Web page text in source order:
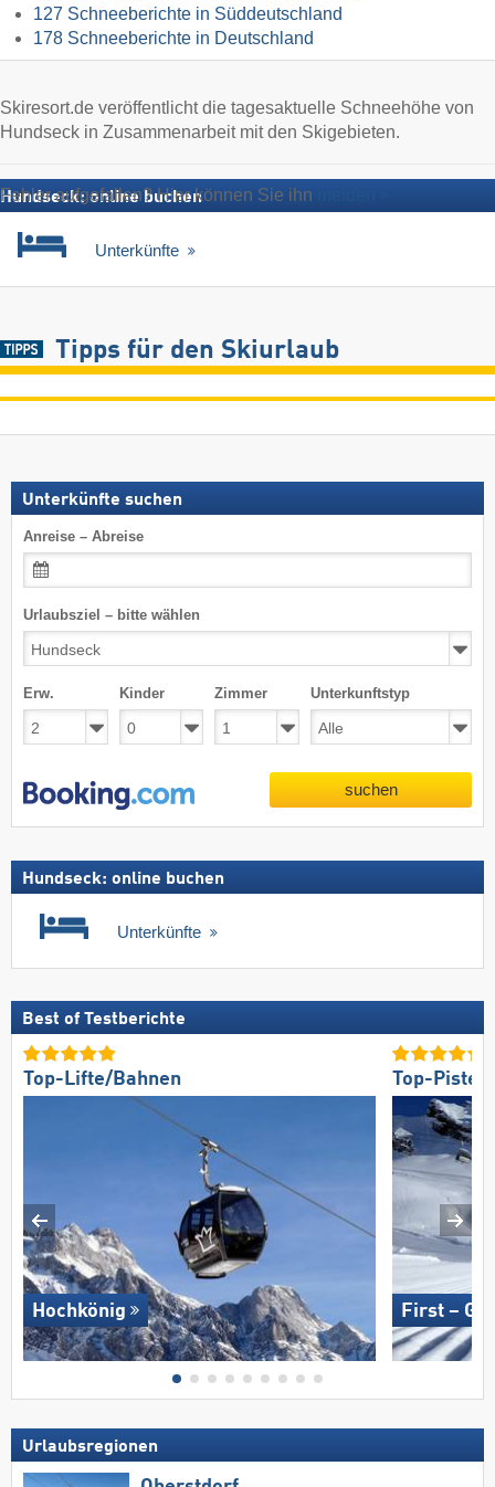
127 Schneeberichte in Süddeutschland
178 Schneeberichte in Deutschland
Skiresort.de veröffentlicht die tagesaktuelle Schneehöhe von
Hundseck in Zusammenarbeit mit den Skigebieten.
Fehler aufgefallen? Hier können Sie ihn
Hundseck: online buchen
Unterkünfte
Tipps für den Skiurlaub
Unterkünfte suchen
Anreise – Abreise
Urlaubsziel – bitte wählen
Erw. Kinder Zimmer Unterkunftstyp
suchen
Hundseck: online buchen
Unterkünfte
Best of Testberichte
Top-Lifte/Bahnen
Hochkönig
Top-
First –
Urlaubsregionen